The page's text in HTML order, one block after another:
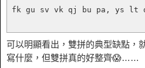
fk gu sv vk qj bu pa, ys lt
可以明顯看出，雙拼的典型缺點，
寫什麼，但雙拼真的好整齊😱……